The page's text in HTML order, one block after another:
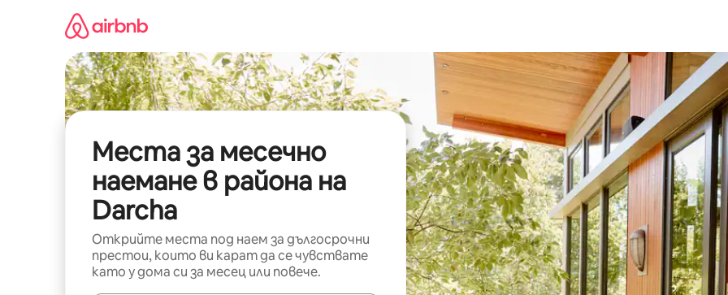
съдържанието
Места за месечно
наемане в района на
Darcha
Открийте места под наем за дългосрочни
престои, които ви карат да се чувствате
като у дома си за месец или повече.